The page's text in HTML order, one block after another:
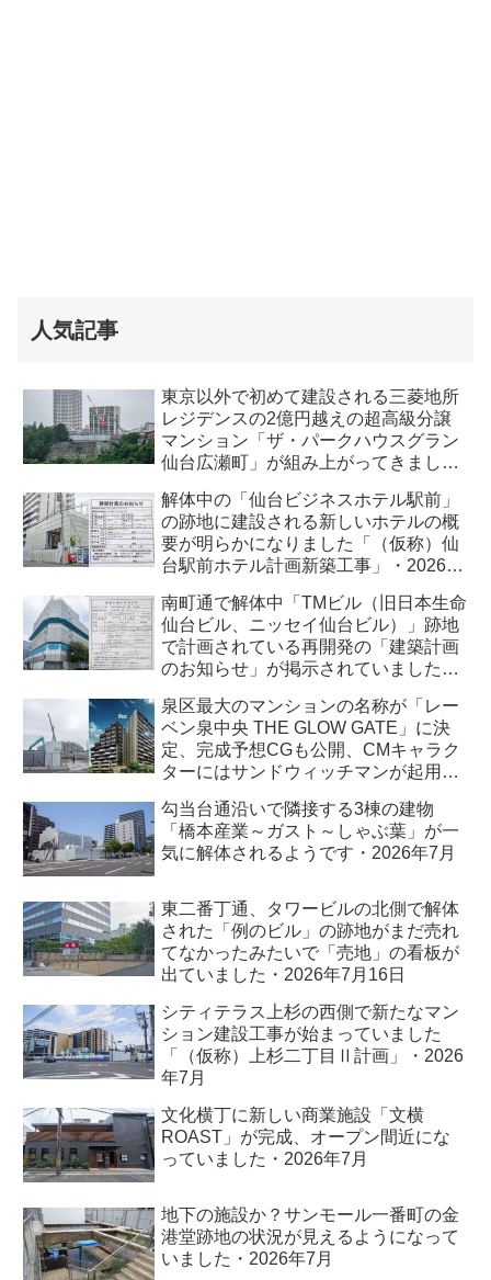
人気記事
東京以外で初めて建設される三菱地所
レジデンスの2億円越えの超高級分譲
マンション「ザ・パークハウスグラン
仙台広瀬町」が組み上がってきまし
解体中の「仙台ビジネスホテル駅前」
の跡地に建設される新しいホテルの概
要が明らかになりました「（仮称）仙
台駅前ホテル計画新築工事」・2026年
南町通で解体中「TMビル（旧日本生命
仙台ビル、ニッセイ仙台ビル）」跡地
で計画されている再開発の「建築計画
のお知らせ」が掲示されていました・
泉区最大のマンションの名称が「レー
ベン泉中央 THE GLOW GATE」に決
定、完成予想CGも公開、CMキャラク
ターにはサンドウィッチマンが起用さ
勾当台通沿いで隣接する3棟の建物
「橋本産業～ガスト～しゃぶ葉」が一
気に解体されるようです・2026年7月
東二番丁通、タワービルの北側で解体
された「例のビル」の跡地がまだ売れ
てなかったみたいで「売地」の看板が
出ていました・2026年7月16日
シティテラス上杉の西側で新たなマン
ション建設工事が始まっていました
「（仮称）上杉二丁目Ⅱ計画」・2026
年7月
文化横丁に新しい商業施設「文横
ROAST」が完成、オープン間近にな
っていました・2026年7月
地下の施設か？サンモール一番町の金
港堂跡地の状況が見えるようになって
いました・2026年7月